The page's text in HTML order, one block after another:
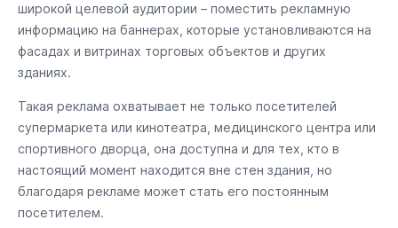
широкой целевой аудитории – поместить рекламную
информацию на баннерах, которые установливаются на
фасадах и витринах торговых объектов и других
зданиях.
Такая реклама охватывает не только посетителей
супермаркета или кинотеатра, медицинского центра или
спортивного дворца, она доступна и для тех, кто в
настоящий момент находится вне стен здания, но
благодаря рекламе может стать его постоянным
посетителем.